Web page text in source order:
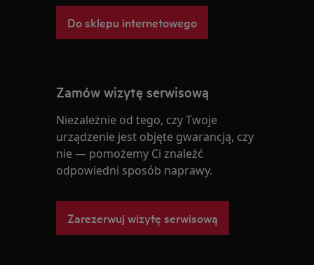
Do sklepu internetowego
Zamów wizytę serwisową
Niezależnie od tego, czy Twoje
urządzenie jest objęte gwarancją, czy
nie — pomożemy Ci znaleźć
odpowiedni sposób naprawy.
Zarezerwuj wizytę serwisową